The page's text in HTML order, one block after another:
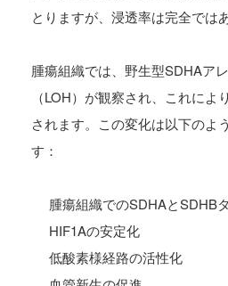
とりますが、浸透率は完全では
腫瘍組織では、野生型SDHAア
（LOH）が観察され、これに
されます。この変化は以下のよ
す：
腫瘍組織でのSDHAとSDHB
HIF1Aの安定化
低酸素様経路の活性化